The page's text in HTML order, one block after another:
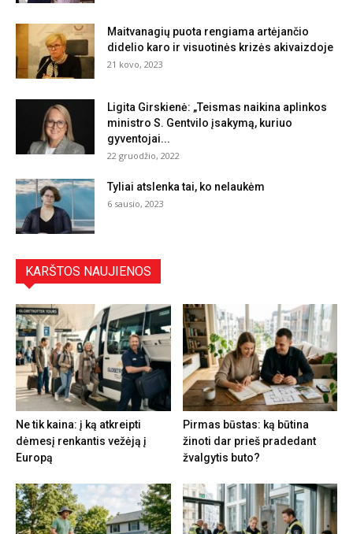
Maitvanagių puota rengiama artėjančio
didelio karo ir visuotinės krizės akivaizdoje
21 kovo, 2023
Ligita Girskienė: „Teismas naikina aplinkos
ministro S. Gentvilo įsakymą, kuriuo
gyventojai...
22 gruodžio, 2022
Tyliai atslenka tai, ko nelaukėm
6 sausio, 2023
KARŠTOS NAUJIENOS
Ne tik kaina: į ką atkreipti
dėmesį renkantis vežėją į
Europą
Pirmas būstas: ką būtina
žinoti dar prieš pradedant
žvalgytis buto?